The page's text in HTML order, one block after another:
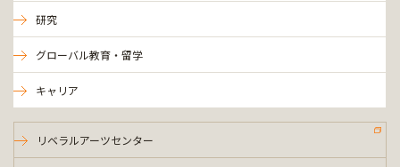
研究
グローバル教育・留学
キャリア
リベラルアーツセンター